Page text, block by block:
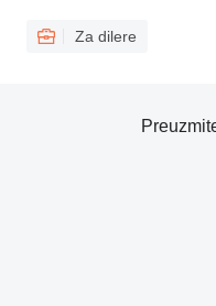
Za dilere